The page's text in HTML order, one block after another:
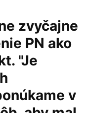
zvyčajne
PN ako
"Je
v